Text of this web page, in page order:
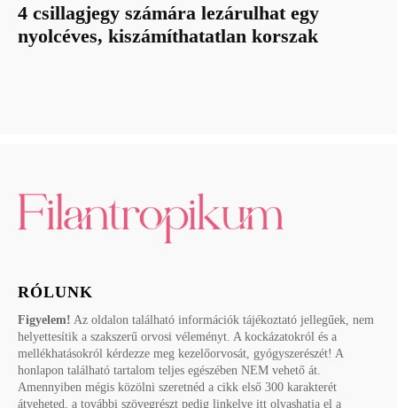
4 csillagjegy számára lezárulhat egy
nyolcéves, kiszámíthatatlan korszak
RÓLUNK
Figyelem! Az oldalon található információk tájékoztató jellegűek, nem
helyettesítik a szakszerű orvosi véleményt. A kockázatokról és a
mellékhatásokról kérdezze meg kezelőorvosát, gyógyszerészét! A
honlapon található tartalom teljes egészében NEM vehető át.
Amennyiben mégis közölni szeretnéd a cikk első 300 karakterét
átveheted, a további szövegrészt pedig linkelve itt olvashatja el a